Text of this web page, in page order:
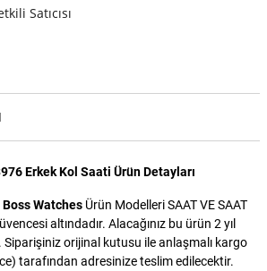
Satıcısı
Erkek Kol Saati Ürün Detayları
Boss Watches Ürün Modelleri SAAT VE SAAT
altındadır. Alacağınız bu ürün 2 yıl
Siparişiniz orijinal kutusu ile anlaşmalı kargo
tarafından adresinize teslim edilecektir.